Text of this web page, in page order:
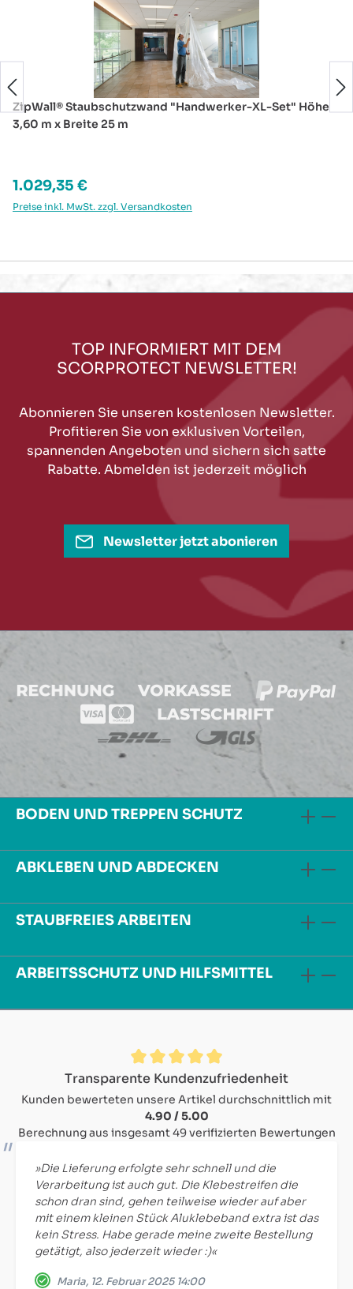
ZipWall® Staubschutzwand "Handwerker-XL-Set" Höhe
3,60 m x Breite 25 m
Regulärer Preis:
1.029,35 €
Preise inkl. MwSt. zzgl. Versandkosten
TOP INFORMIERT MIT DEM
SCORPROTECT NEWSLETTER!
Abonnieren Sie unseren kostenlosen Newsletter.
Profitieren Sie von exklusiven Vorteilen,
spannenden Angeboten und sichern sich satte
Rabatte. Abmelden ist jederzeit möglich
Newsletter jetzt abonieren
BODEN UND TREPPEN SCHUTZ
ABKLEBEN UND ABDECKEN
STAUBFREIES ARBEITEN
ARBEITSSCHUTZ UND HILFSMITTEL
Durchschnittliche Bewertung von 4.9 von 5 Sternen
Transparente Kundenzufriedenheit
Kunden bewerteten unsere Artikel durchschnittlich mit
4.90 / 5.00
Berechnung aus insgesamt 49 verifizierten Bewertungen
»Die Lieferung erfolgte sehr schnell und die
Verarbeitung ist auch gut. Die Klebestreifen die
schon dran sind, gehen teilweise wieder auf aber
mit einem kleinen Stück Aluklebeband extra ist das
kein Stress. Habe gerade meine zweite Bestellung
getätigt, also jederzeit wieder :)«
Maria, 12. Februar 2025 14:00